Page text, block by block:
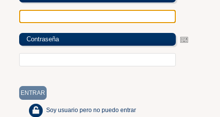
Contraseña
Soy usuario pero no puedo entrar